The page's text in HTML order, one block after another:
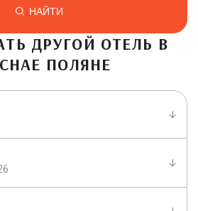
НАЙТИ
ДРУГОЙ ОТЕЛЬ В
ПОЛЯНЕ